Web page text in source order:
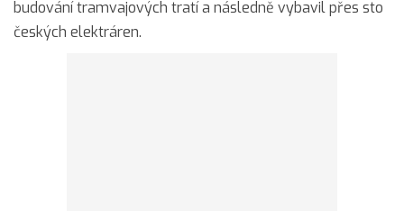
budování tramvajových tratí a následně vybavil přes sto
českých elektráren.